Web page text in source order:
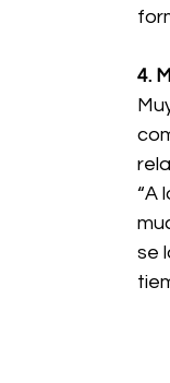
4.
“A
se